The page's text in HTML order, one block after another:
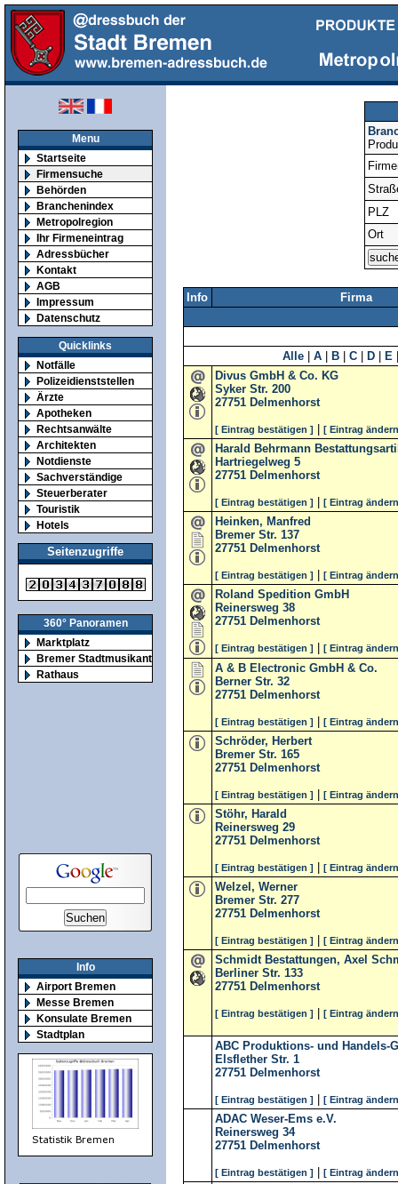
Menu
Startseite
Firmensuche
Behörden
Branchenindex
Metropolregion
Ihr Firmeneintrag
Adressbücher
Kontakt
AGB
Impressum
Datenschutz
Quicklinks
Notfälle
Polizeidienststellen
Ärzte
Apotheken
Rechtsanwälte
Architekten
Notdienste
Sachverständige
Steuerberater
Touristik
Hotels
Seitenzugriffe
360° Panoramen
Marktplatz
Bremer Stadtmusikanten
Rathaus
Info
Airport Bremen
Messe Bremen
Konsulate Bremen
Stadtplan
PLZ
Ort
Info Firma
Alle A B C D E
Divus GmbH & Co. KG
Syker Str. 200
27751 Delmenhorst
[ Eintrag bestätigen ] [ Eintrag
Harald Behrmann
Hartriegelweg 5
27751 Delmenhorst
[ Eintrag bestätigen ] [ Eintrag
Heinken, Manfred
Bremer Str. 137
27751 Delmenhorst
[ Eintrag bestätigen ] [ Eintrag
Roland Spedition GmbH
Reinersweg 38
27751 Delmenhorst
[ Eintrag bestätigen ] [ Eintrag
A & B Electronic GmbH & Co.
Berner Str. 32
27751 Delmenhorst
[ Eintrag bestätigen ] [ Eintrag
Schröder, Herbert
Bremer Str. 165
27751 Delmenhorst
[ Eintrag bestätigen ] [ Eintrag
Stöhr, Harald
Reinersweg 29
27751 Delmenhorst
[ Eintrag bestätigen ] [ Eintrag
Welzel, Werner
Bremer Str. 277
27751 Delmenhorst
[ Eintrag bestätigen ] [ Eintrag
Schmidt Bestattungen, Axel
Berliner Str. 133
27751 Delmenhorst
[ Eintrag bestätigen ] [ Eintrag
ABC Produktions- und Handels-
Elsflether Str. 1
27751 Delmenhorst
[ Eintrag bestätigen ] [ Eintrag
ADAC Weser-Ems e.V.
Reinersweg 34
27751 Delmenhorst
[ Eintrag bestätigen ] [ Eintrag